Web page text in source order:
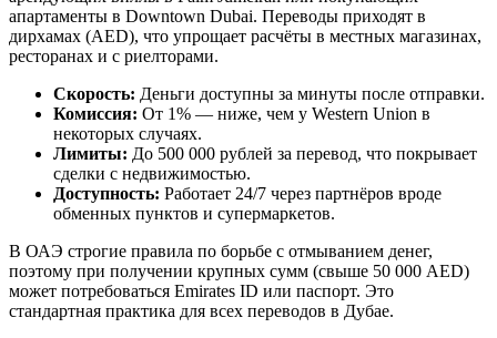
апартаменты в Downtown Dubai. Переводы приходят в
дирхамах (AED), что упрощает расчёты в местных магазинах,
ресторанах и с риелторами.
Скорость: Деньги доступны за минуты после отправки.
Комиссия: От 1% — ниже, чем у Western Union в
некоторых случаях.
Лимиты: До 500 000 рублей за перевод, что покрывает
сделки с недвижимостью.
Доступность: Работает 24/7 через партнёров вроде
обменных пунктов и супермаркетов.
В ОАЭ строгие правила по борьбе с отмыванием денег,
поэтому при получении крупных сумм (свыше 50 000 AED)
может потребоваться Emirates ID или паспорт. Это
стандартная практика для всех переводов в Дубае.